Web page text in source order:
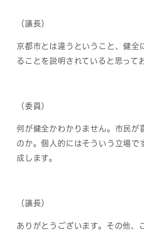
（議長）
京都市とは違うということ、健全
ることを説明されていると思って
（委員）
何が健全かわかりません。市民が
のか。個人的にはそういう立場で
成します。
（議長）
ありがとうございます。その他、